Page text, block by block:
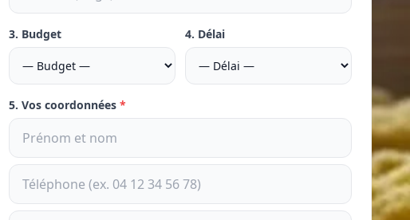
3. Budget 4. Délai
5. Vos coordonnées *